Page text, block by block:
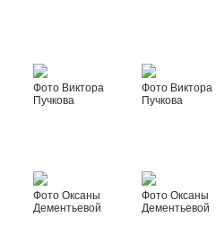
Фото Виктора
Пучкова
Фото Виктора
Пучкова
Фото Оксаны
Дементьевой
Фото Оксаны
Дементьевой